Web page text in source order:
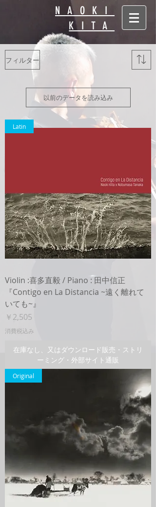
NAOKI
KITA
フィルター
以前のデータを読み込み
Latin
Violin :喜多直毅 / Piano : 田中信正
『Contigo en La Distancia ~遠く離れて
いても~』
価格
￥2,505
消費税込み
在庫なし、又はダウンロード販売・ストリ
ーミング・外部サイト通販
Original